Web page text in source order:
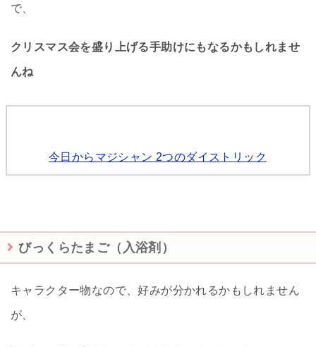
で、
クリスマス会を盛り上げる手助けにもなるかもしれませ
んね
今日からマジシャン 2つのダイストリック
びっくらたまご（入浴剤）
キャラクター物なので、好みが分かれるかもしれません
が、